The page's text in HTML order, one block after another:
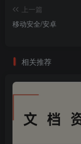
上一篇
移动安全/安卓
相关推荐